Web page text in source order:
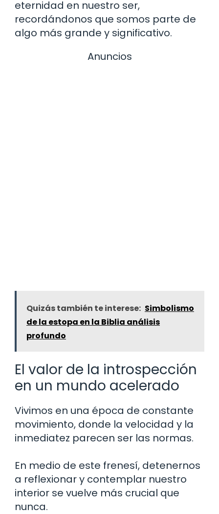
eternidad en nuestro ser,
recordándonos que somos parte de
algo más grande y significativo.
Anuncios
Quizás también te interese: Simbolismo
de la estopa en la Biblia análisis
profundo
El valor de la introspección
en un mundo acelerado
Vivimos en una época de constante
movimiento, donde la velocidad y la
inmediatez parecen ser las normas.
En medio de este frenesí, detenernos
a reflexionar y contemplar nuestro
interior se vuelve más crucial que
nunca.